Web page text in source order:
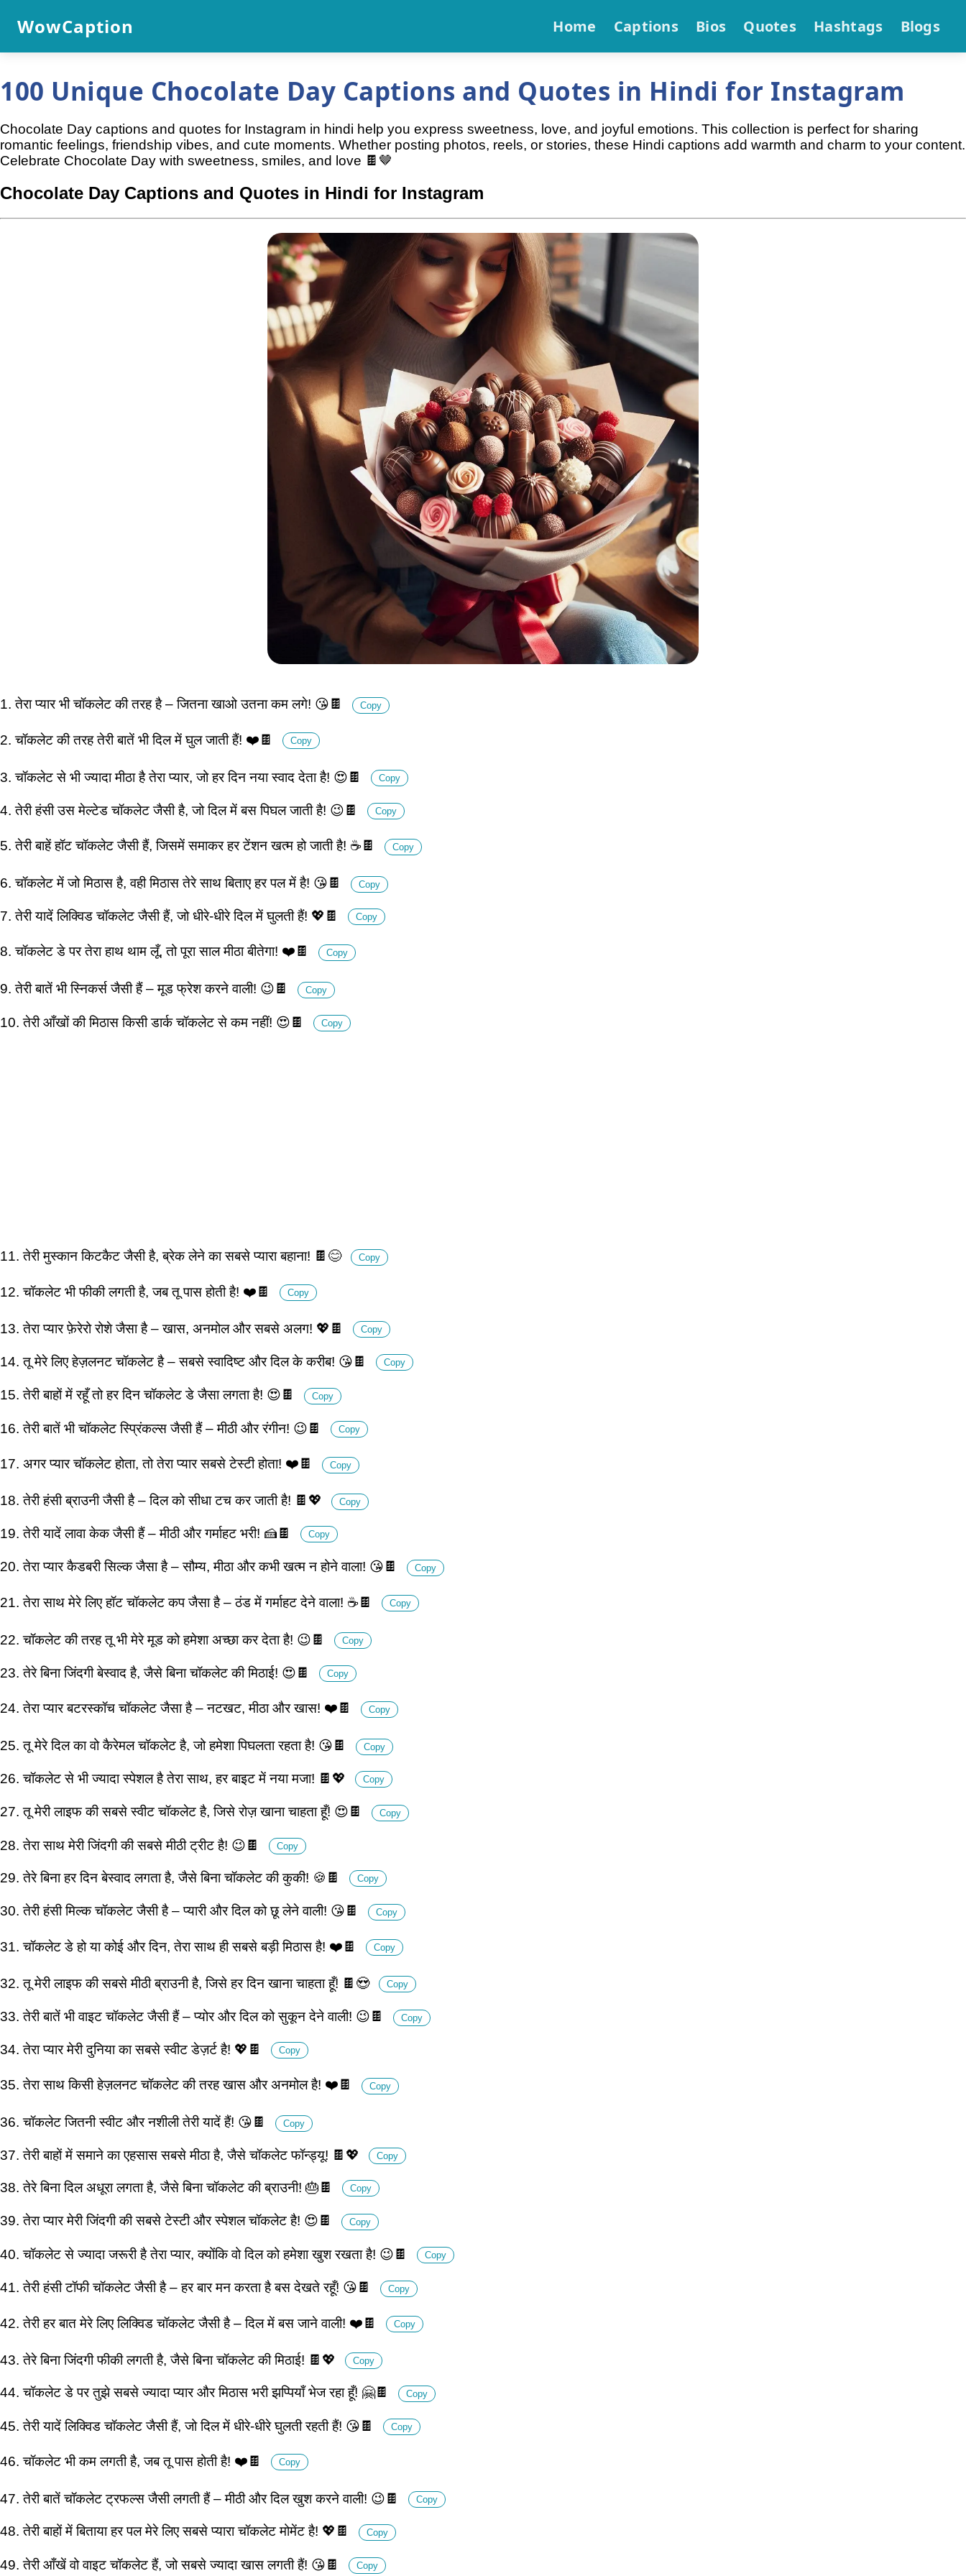
WowCaption Home Captions Bios Quotes Hashtags Blogs
100 Unique Chocolate Day Captions and Quotes in Hindi for Instagram
Chocolate Day captions and quotes for Instagram in hindi help you express sweetness, love, and joyful emotions. This collection is perfect for sharing
romantic feelings, friendship vibes, and cute moments. Whether posting photos, reels, or stories, these Hindi captions add warmth and charm to your content.
Celebrate Chocolate Day with sweetness, smiles, and love 🍫🤎
Chocolate Day Captions and Quotes in Hindi for Instagram
1. तेरा प्यार भी चॉकलेट की तरह है – जितना खाओ उतना कम लगे! 😘🍫 Copy
2. चॉकलेट की तरह तेरी बातें भी दिल में घुल जाती हैं! ❤️🍫 Copy
3. चॉकलेट से भी ज्यादा मीठा है तेरा प्यार, जो हर दिन नया स्वाद देता है! 😍🍫 Copy
4. तेरी हंसी उस मेल्टेड चॉकलेट जैसी है, जो दिल में बस पिघल जाती है! 😉🍫 Copy
5. तेरी बाहें हॉट चॉकलेट जैसी हैं, जिसमें समाकर हर टेंशन खत्म हो जाती है! ☕🍫 Copy
6. चॉकलेट में जो मिठास है, वही मिठास तेरे साथ बिताए हर पल में है! 😘🍫 Copy
7. तेरी यादें लिक्विड चॉकलेट जैसी हैं, जो धीरे-धीरे दिल में घुलती हैं! 💖🍫 Copy
8. चॉकलेट डे पर तेरा हाथ थाम लूँ, तो पूरा साल मीठा बीतेगा! ❤️🍫 Copy
9. तेरी बातें भी स्निकर्स जैसी हैं – मूड फ्रेश करने वाली! 😉🍫 Copy
10. तेरी आँखों की मिठास किसी डार्क चॉकलेट से कम नहीं! 😍🍫 Copy
11. तेरी मुस्कान किटकैट जैसी है, ब्रेक लेने का सबसे प्यारा बहाना! 🍫😊 Copy
12. चॉकलेट भी फीकी लगती है, जब तू पास होती है! ❤️🍫 Copy
13. तेरा प्यार फ़ेरेरो रोशे जैसा है – खास, अनमोल और सबसे अलग! 💖🍫 Copy
14. तू मेरे लिए हेज़लनट चॉकलेट है – सबसे स्वादिष्ट और दिल के करीब! 😘🍫 Copy
15. तेरी बाहों में रहूँ तो हर दिन चॉकलेट डे जैसा लगता है! 😍🍫 Copy
16. तेरी बातें भी चॉकलेट स्प्रिंकल्स जैसी हैं – मीठी और रंगीन! 😉🍫 Copy
17. अगर प्यार चॉकलेट होता, तो तेरा प्यार सबसे टेस्टी होता! ❤️🍫 Copy
18. तेरी हंसी ब्राउनी जैसी है – दिल को सीधा टच कर जाती है! 🍫💖 Copy
19. तेरी यादें लावा केक जैसी हैं – मीठी और गर्माहट भरी! 🍰🍫 Copy
20. तेरा प्यार कैडबरी सिल्क जैसा है – सौम्य, मीठा और कभी खत्म न होने वाला! 😘🍫 Copy
21. तेरा साथ मेरे लिए हॉट चॉकलेट कप जैसा है – ठंड में गर्माहट देने वाला! ☕🍫 Copy
22. चॉकलेट की तरह तू भी मेरे मूड को हमेशा अच्छा कर देता है! 😉🍫 Copy
23. तेरे बिना जिंदगी बेस्वाद है, जैसे बिना चॉकलेट की मिठाई! 😍🍫 Copy
24. तेरा प्यार बटरस्कॉच चॉकलेट जैसा है – नटखट, मीठा और खास! ❤️🍫 Copy
25. तू मेरे दिल का वो कैरेमल चॉकलेट है, जो हमेशा पिघलता रहता है! 😘🍫 Copy
26. चॉकलेट से भी ज्यादा स्पेशल है तेरा साथ, हर बाइट में नया मजा! 🍫💖 Copy
27. तू मेरी लाइफ की सबसे स्वीट चॉकलेट है, जिसे रोज़ खाना चाहता हूँ! 😍🍫 Copy
28. तेरा साथ मेरी जिंदगी की सबसे मीठी ट्रीट है! 😉🍫 Copy
29. तेरे बिना हर दिन बेस्वाद लगता है, जैसे बिना चॉकलेट की कुकी! 🍪🍫 Copy
30. तेरी हंसी मिल्क चॉकलेट जैसी है – प्यारी और दिल को छू लेने वाली! 😘🍫 Copy
31. चॉकलेट डे हो या कोई और दिन, तेरा साथ ही सबसे बड़ी मिठास है! ❤️🍫 Copy
32. तू मेरी लाइफ की सबसे मीठी ब्राउनी है, जिसे हर दिन खाना चाहता हूँ! 🍫😍 Copy
33. तेरी बातें भी वाइट चॉकलेट जैसी हैं – प्योर और दिल को सुकून देने वाली! 😉🍫 Copy
34. तेरा प्यार मेरी दुनिया का सबसे स्वीट डेज़र्ट है! 💖🍫 Copy
35. तेरा साथ किसी हेज़लनट चॉकलेट की तरह खास और अनमोल है! ❤️🍫 Copy
36. चॉकलेट जितनी स्वीट और नशीली तेरी यादें हैं! 😘🍫 Copy
37. तेरी बाहों में समाने का एहसास सबसे मीठा है, जैसे चॉकलेट फॉन्ड्यू! 🍫💖 Copy
38. तेरे बिना दिल अधूरा लगता है, जैसे बिना चॉकलेट की ब्राउनी! 🎂🍫 Copy
39. तेरा प्यार मेरी जिंदगी की सबसे टेस्टी और स्पेशल चॉकलेट है! 😍🍫 Copy
40. चॉकलेट से ज्यादा जरूरी है तेरा प्यार, क्योंकि वो दिल को हमेशा खुश रखता है! 😉🍫 Copy
41. तेरी हंसी टॉफी चॉकलेट जैसी है – हर बार मन करता है बस देखते रहूँ! 😘🍫 Copy
42. तेरी हर बात मेरे लिए लिक्विड चॉकलेट जैसी है – दिल में बस जाने वाली! ❤️🍫 Copy
43. तेरे बिना जिंदगी फीकी लगती है, जैसे बिना चॉकलेट की मिठाई! 🍫💖 Copy
44. चॉकलेट डे पर तुझे सबसे ज्यादा प्यार और मिठास भरी झप्पियाँ भेज रहा हूँ! 🤗🍫 Copy
45. तेरी यादें लिक्विड चॉकलेट जैसी हैं, जो दिल में धीरे-धीरे घुलती रहती हैं! 😘🍫 Copy
46. चॉकलेट भी कम लगती है, जब तू पास होती है! ❤️🍫 Copy
47. तेरी बातें चॉकलेट ट्रफल्स जैसी लगती हैं – मीठी और दिल खुश करने वाली! 😉🍫 Copy
48. तेरी बाहों में बिताया हर पल मेरे लिए सबसे प्यारा चॉकलेट मोमेंट है! 💖🍫 Copy
49. तेरी आँखें वो वाइट चॉकलेट हैं, जो सबसे ज्यादा खास लगती हैं! 😘🍫 Copy